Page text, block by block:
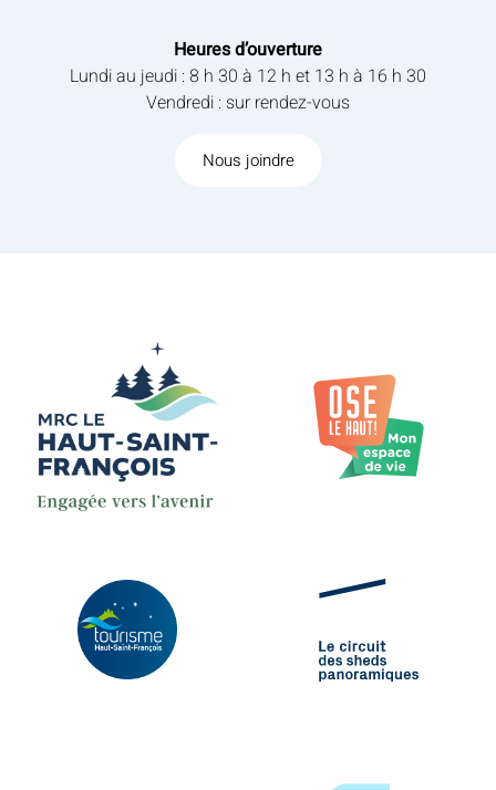
Heures d’ouverture
Lundi au jeudi : 8 h 30 à 12 h et 13 h à 16 h 30
Vendredi : sur rendez-vous
Nous joindre